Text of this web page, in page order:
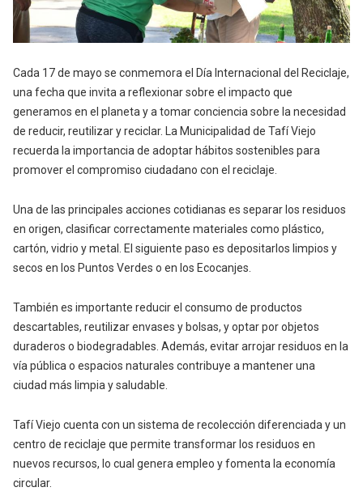
Cada 17 de mayo se conmemora el Día Internacional del Reciclaje,
una fecha que invita a reflexionar sobre el impacto que
generamos en el planeta y a tomar conciencia sobre la necesidad
de reducir, reutilizar y reciclar. La Municipalidad de Tafí Viejo
recuerda la importancia de adoptar hábitos sostenibles para
promover el compromiso ciudadano con el reciclaje.
Una de las principales acciones cotidianas es separar los residuos
en origen, clasificar correctamente materiales como plástico,
cartón, vidrio y metal. El siguiente paso es depositarlos limpios y
secos en los Puntos Verdes o en los Ecocanjes.
También es importante reducir el consumo de productos
descartables, reutilizar envases y bolsas, y optar por objetos
duraderos o biodegradables. Además, evitar arrojar residuos en la
vía pública o espacios naturales contribuye a mantener una
ciudad más limpia y saludable.
Tafí Viejo cuenta con un sistema de recolección diferenciada y un
centro de reciclaje que permite transformar los residuos en
nuevos recursos, lo cual genera empleo y fomenta la economía
circular.